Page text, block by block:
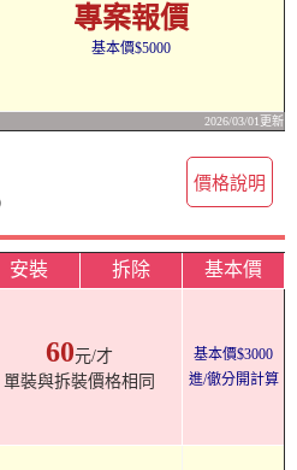
專案報價
基本價$5000
2026/03/01更新
價格說明
安裝 拆除
基本價
60元/才
單裝與拆裝價格相同
基本價$3000
進/徹分開計算